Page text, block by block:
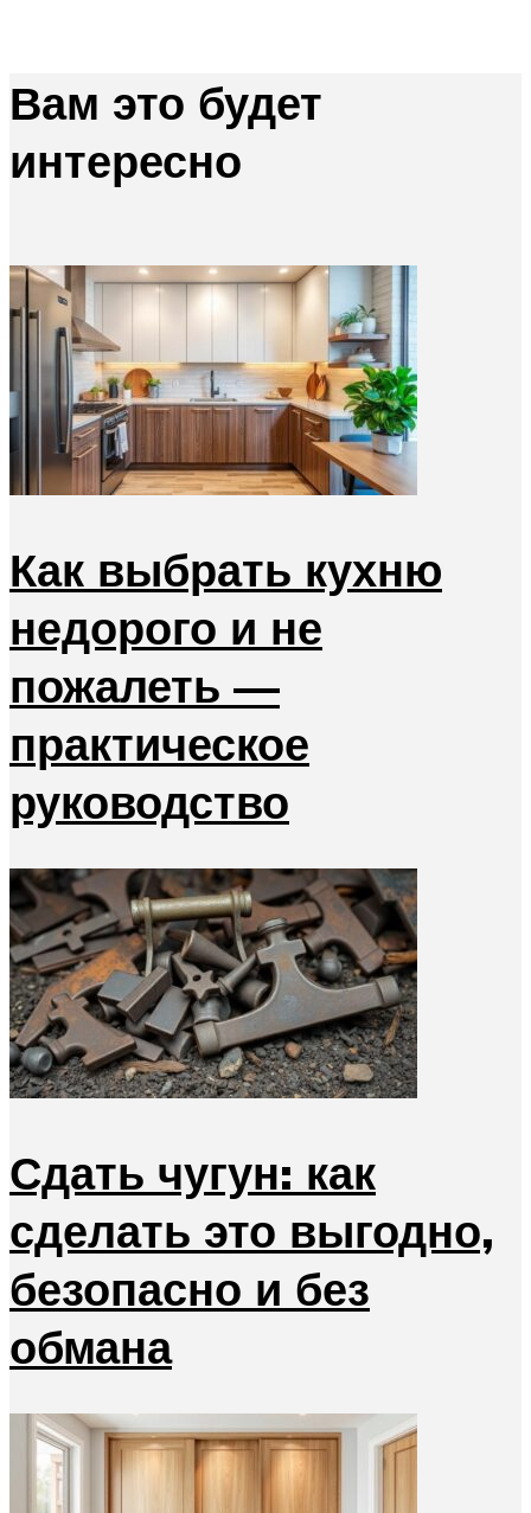
Вам это будет
интересно
Как выбрать кухню
недорого и не
пожалеть —
практическое
руководство
Сдать чугун: как
сделать это выгодно,
безопасно и без
обмана